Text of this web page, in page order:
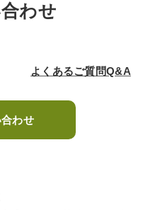
わせ
よくあるご質問Q&A
わせ